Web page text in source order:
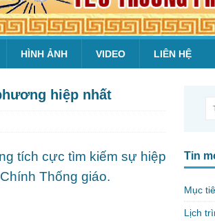
HÌNH ẢNH VIDEO LIÊN HỆ
hiệp nhất
tích cực tìm kiếm sự hiệp
Thống giáo.
Tin
Mục
Lịch